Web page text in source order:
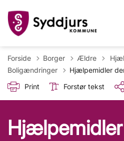
Forside Borger Ældre
Boligændringer
Hjælpemidler
Print
Forstør tekst